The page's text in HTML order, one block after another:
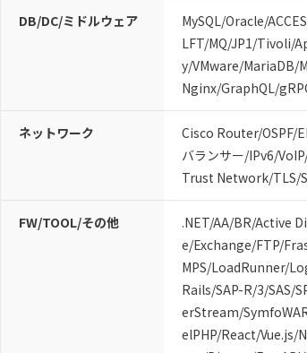
DB/DC/ミドルウェア MySQL/Oracle/
LFT/MQ/JP1/Tivoli/
y/VMware/MariaDB/
Nginx/GraphQL/
ネットワーク Cisco Router/OSPF/
バランサー/IPv6/VoIP
Trust Network/TLS/
FW/TOOL/その他 .NET/AA/BR/Active
e/Exchange/FTP/
MPS/LoadRunner/
Rails/SAP-R/3/SAS/
erStream/
elPHP/React/Vue.js/